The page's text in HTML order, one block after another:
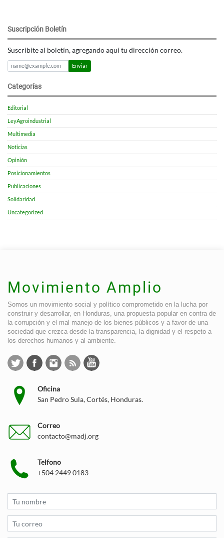
Suscripción Boletín
Suscribite al boletín, agregando aquí tu dirección correo.
Enviar
Categorías
Editorial
LeyAgroindustrial
Multimedia
Noticias
Opinión
Posicionamientos
Publicaciones
Solidaridad
Uncategorized
Movimiento Amplio
Somos un movimiento social y político comprometido en la lucha por
construir y desarrollar, en Honduras, una propuesta popular en contra de
la corrupción y el mal manejo de los bienes públicos y a favor de una
sociedad que crezca desde la transparencia, la dignidad y el respeto a
los derechos humanos y al ambiente.
Oficina
San Pedro Sula, Cortés, Honduras.
Correo
contacto@madj.org
Telfono
+504 2449 0183